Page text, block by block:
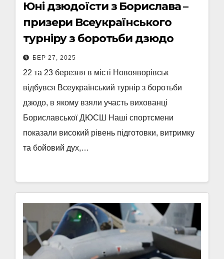
Юні дзюдоїсти з Борислава –
призери Всеукраїнського
турніру з боротьби дзюдо
БЕР 27, 2025
22 та 23 березня в місті Новояворівськ
відбувся Всеукраїнський турнір з боротьби
дзюдо, в якому взяли участь вихованці
Бориславської ДЮСШ Наші спортсмени
показали високий рівень підготовки, витримку
та бойовий дух,…